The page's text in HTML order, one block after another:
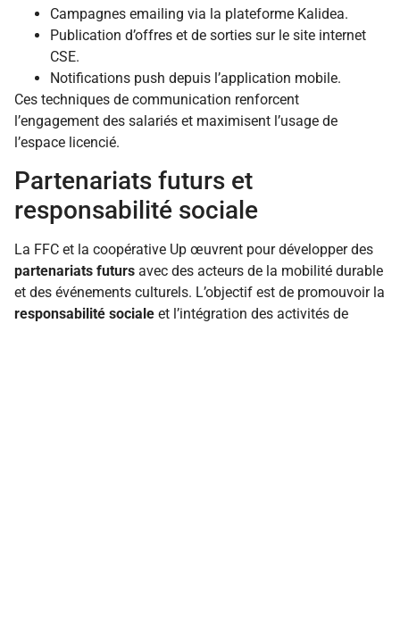
Campagnes emailing via la plateforme Kalidea.
Publication d’offres et de sorties sur le site internet
CSE.
Notifications push depuis l’application mobile.
Ces techniques de communication renforcent
l’engagement des salariés et maximisent l’usage de
l’espace licencié.
Partenariats futurs et
responsabilité sociale
La FFC et la coopérative Up œuvrent pour développer des
partenariats futurs avec des acteurs de la mobilité durable
et des événements culturels. L’objectif est de promouvoir la
responsabilité sociale et l’intégration des activités de